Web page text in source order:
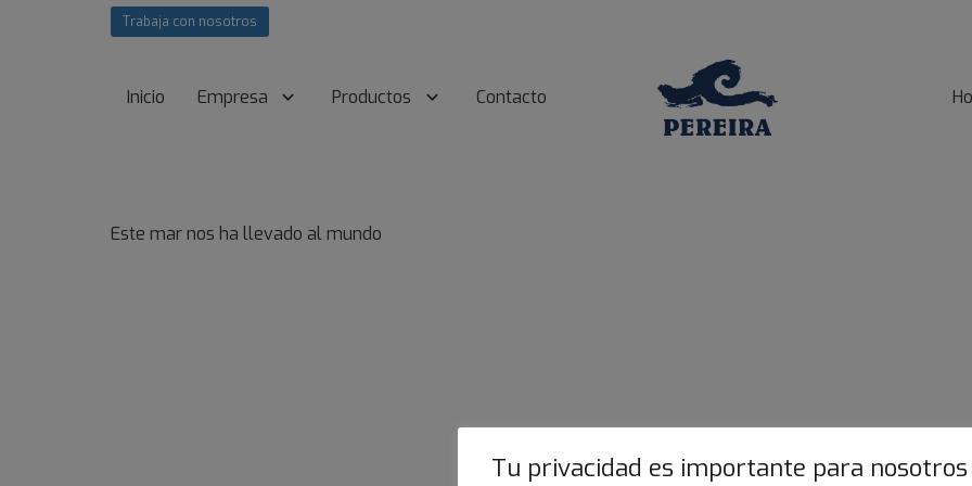
Trabaja con nosotros
Inicio Empresa Productos Contacto
Este mar nos ha llevado al mundo
Tu privacidad es importante para nosotros